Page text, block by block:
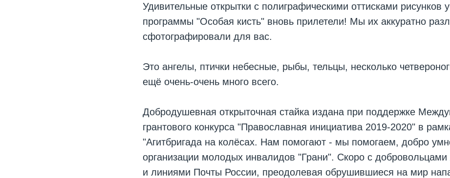
Удивительные открытки с полиграфическими оттисками рисунков
программы "Особая кисть" вновь прилетели! Мы их аккуратно
сфотографировали для вас.
Это ангелы, птички небесные, рыбы, тельцы, несколько
ещё очень-очень много всего.
Добродушевная открыточная стайка издана при поддержке
грантового конкурса "Православная инициатива 2019-2020" в
"Агитбригада на колёсах. Нам помогают - мы помогаем, добро
организации молодых инвалидов "Грани". Скоро с добровольцами
и линиями Почты России, преодолевая обрушившиеся на мир